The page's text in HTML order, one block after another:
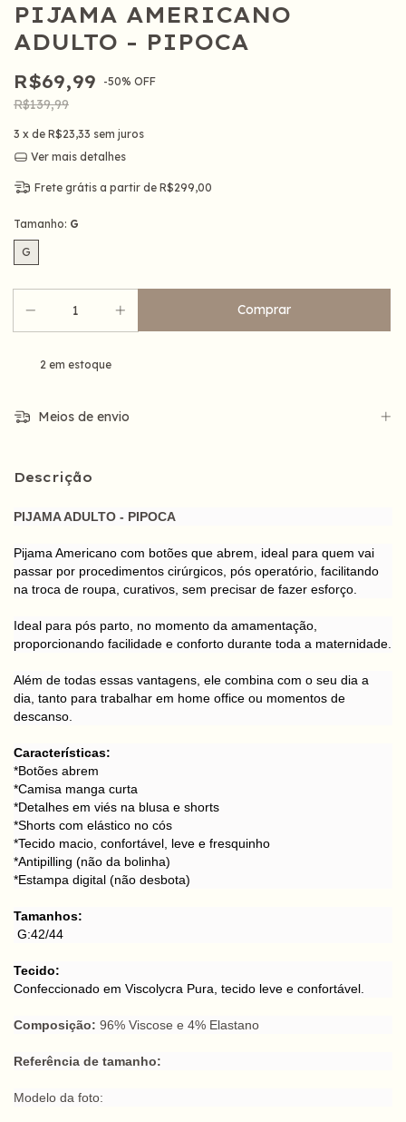
PIJAMA AMERICANO
ADULTO - PIPOCA
R$69,99 -50% OFF
R$139,99
3 x de R$23,33 sem juros
Ver mais detalhes
Frete grátis a partir de R$299,00
Tamanho: G
G
2 em estoque
Meios de envio
Descrição
PIJAMA ADULTO - PIPOCA
Pijama Americano com botões que abrem, ideal para quem vai
passar por procedimentos cirúrgicos, pós operatório, facilitando
na troca de roupa, curativos, sem precisar de fazer esforço.
Ideal para pós parto, no momento da amamentação,
proporcionando facilidade e conforto durante toda a maternidade.
Além de todas essas vantagens, ele combina com o seu dia a
dia, tanto para trabalhar em home office ou momentos de
descanso.
Características:
*Botões abrem
*Camisa manga curta
*Detalhes em viés na blusa e shorts
*Shorts com elástico no cós
*Tecido macio, confortável, leve e fresquinho
*Antipilling (não da bolinha)
*Estampa digital (não desbota)
Tamanhos:
G:42/44
Tecido:
Confeccionado em Viscolycra Pura, tecido leve e confortável.
Composição: 96% Viscose e 4% Elastano
Referência de tamanho:
Modelo da foto: